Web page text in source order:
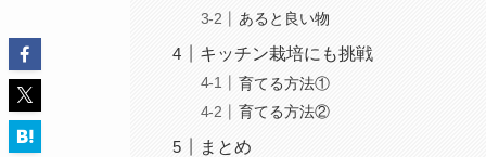
あると良い物
キッチン栽培にも挑戦
育てる方法①
育てる方法②
まとめ